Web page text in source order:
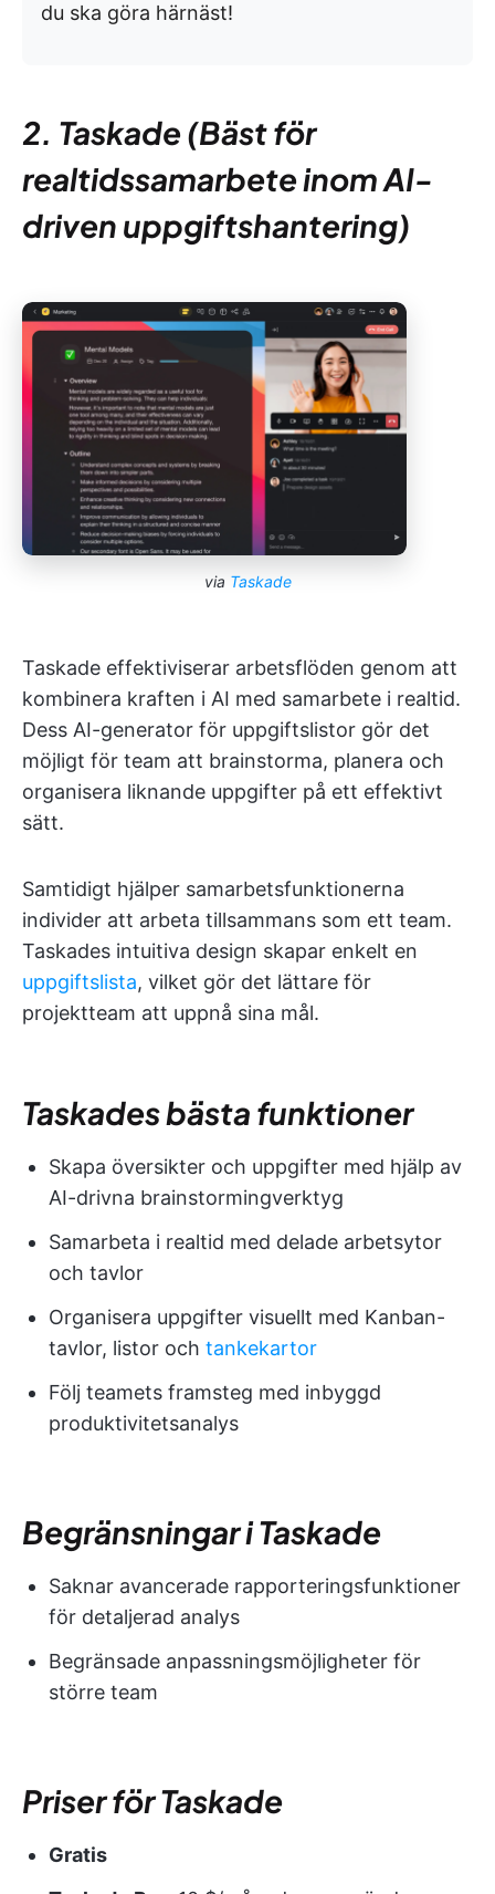
du ska göra härnäst!
2. Taskade (Bäst för
realtidssamarbete inom AI-
driven uppgiftshantering)
via Taskade
Taskade effektiviserar arbetsflöden genom att
kombinera kraften i AI med samarbete i realtid.
Dess AI-generator för uppgiftslistor gör det
möjligt för team att brainstorma, planera och
organisera liknande uppgifter på ett effektivt
sätt.
Samtidigt hjälper samarbetsfunktionerna
individer att arbeta tillsammans som ett team.
Taskades intuitiva design skapar enkelt en
uppgiftslista, vilket gör det lättare för
projektteam att uppnå sina mål.
Taskades bästa funktioner
Skapa översikter och uppgifter med hjälp av
AI-drivna brainstormingverktyg
Samarbeta i realtid med delade arbetsytor
och tavlor
Organisera uppgifter visuellt med Kanban-
tavlor, listor och tankekartor
Följ teamets framsteg med inbyggd
produktivitetsanalys
Begränsningar i Taskade
Saknar avancerade rapporteringsfunktioner
för detaljerad analys
Begränsade anpassningsmöjligheter för
större team
Priser för Taskade
Gratis